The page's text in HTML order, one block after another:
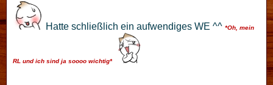
Hatte schließlich ein aufwendiges WE ^^ *Oh, mein
RL und ich sind ja soooo wichtig*